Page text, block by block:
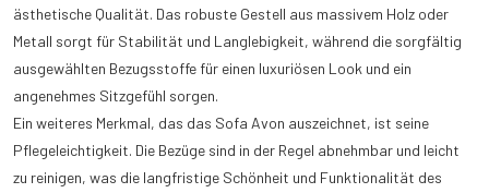
ästhetische Qualität. Das robuste Gestell aus massivem Holz oder
Metall sorgt für Stabilität und Langlebigkeit, während die sorgfältig
ausgewählten Bezugsstoffe für einen luxuriösen Look und ein
angenehmes Sitzgefühl sorgen.
Ein weiteres Merkmal, das das Sofa Avon auszeichnet, ist seine
Pflegeleichtigkeit. Die Bezüge sind in der Regel abnehmbar und leicht
zu reinigen, was die langfristige Schönheit und Funktionalität des